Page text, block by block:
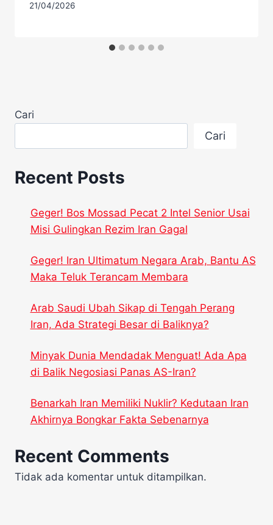
21/04/2026
Cari
Cari
Recent Posts
Geger! Bos Mossad Pecat 2 Intel Senior Usai
Misi Gulingkan Rezim Iran Gagal
Geger! Iran Ultimatum Negara Arab, Bantu AS
Maka Teluk Terancam Membara
Arab Saudi Ubah Sikap di Tengah Perang
Iran, Ada Strategi Besar di Baliknya?
Minyak Dunia Mendadak Menguat! Ada Apa
di Balik Negosiasi Panas AS-Iran?
Benarkah Iran Memiliki Nuklir? Kedutaan Iran
Akhirnya Bongkar Fakta Sebenarnya
Recent Comments
Tidak ada komentar untuk ditampilkan.